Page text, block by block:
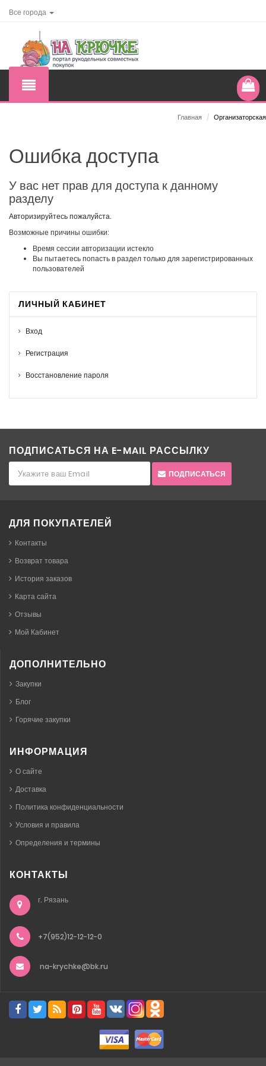
Все города
Главная / Организаторская
Ошибка доступа
У вас нет прав для доступа к данному
разделу
Авторизируйтесь пожалуйста.
Возможные причины ошибки:
Время сессии авторизации истекло
Вы пытаетесь попасть в раздел только для зарегистрированных
пользователей
ЛИЧНЫЙ КАБИНЕТ
Вход
Регистрация
Восстановление пароля
ПОДПИСАТЬСЯ НА E-MAIL РАССЫЛКУ
ПОДПИСАТЬСЯ
ДЛЯ ПОКУПАТЕЛЕЙ
Контакты
Возврат товара
История заказов
Карта сайта
Отзывы
Мой Кабинет
ДОПОЛНИТЕЛЬНО
Закупки
Блог
Горячие закупки
ИНФОРМАЦИЯ
О сайте
Доставка
Политика конфиденциальности
Условия и правила
Определения и термины
КОНТАКТЫ
г. Рязань
+7(952)12-12-12-0
na-krychke@bk.ru